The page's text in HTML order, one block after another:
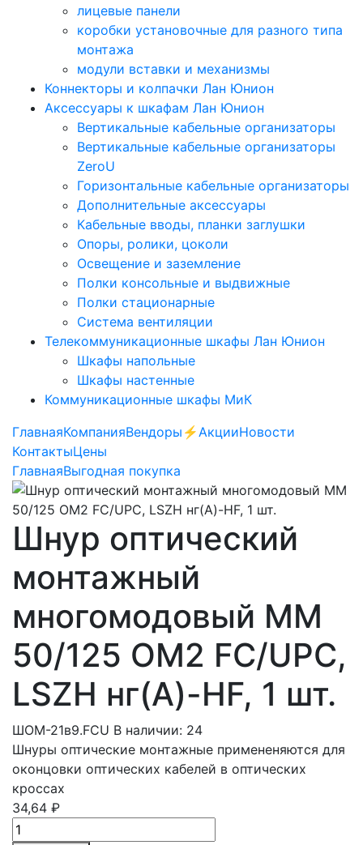
лицевые панели
коробки установочные для разного типа
монтажа
модули вставки и механизмы
Коннекторы и колпачки Лан Юнион
Аксессуары к шкафам Лан Юнион
Вертикальные кабельные организаторы
Вертикальные кабельные организаторы
ZeroU
Горизонтальные кабельные организаторы
Дополнительные аксессуары
Кабельные вводы, планки заглушки
Опоры, ролики, цоколи
Освещение и заземление
Полки консольные и выдвижные
Полки стационарные
Система вентиляции
Телекоммуникационные шкафы Лан Юнион
Шкафы напольные
Шкафы настенные
Коммуникационные шкафы МиК
ГлавнаяКомпанияВендоры ⚡️АкцииНовости
КонтактыЦены
ГлавнаяВыгодная покупка
Шнур оптический
монтажный
многомодовый MM
50/125 OM2 FC/UPC,
LSZH нг(А)-HF, 1 шт.
ШОМ-21в9.FCU В наличии: 24
Шнуры оптические монтажные примененяются для
оконцовки оптических кабелей в оптических
кроссах
34,64 ₽